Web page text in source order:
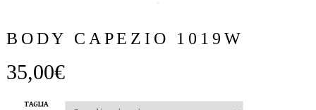
BODY CAPEZIO 1019W
35,00€
TAGLIA